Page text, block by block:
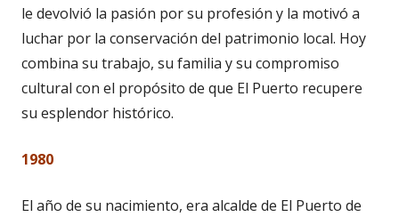
le devolvió la pasión por su profesión y la motivó a
luchar por la conservación del patrimonio local. Hoy
combina su trabajo, su familia y su compromiso
cultural con el propósito de que El Puerto recupere
su esplendor histórico.
1980
El año de su nacimiento, era alcalde de El Puerto de